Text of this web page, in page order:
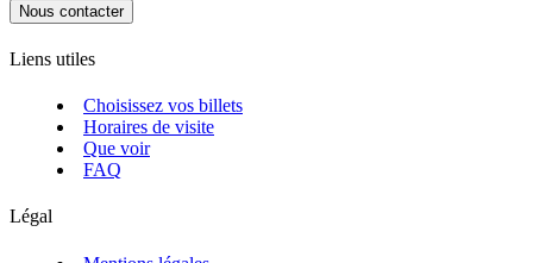
Nous contacter
Liens utiles
Choisissez vos billets
Horaires de visite
Que voir
FAQ
Légal